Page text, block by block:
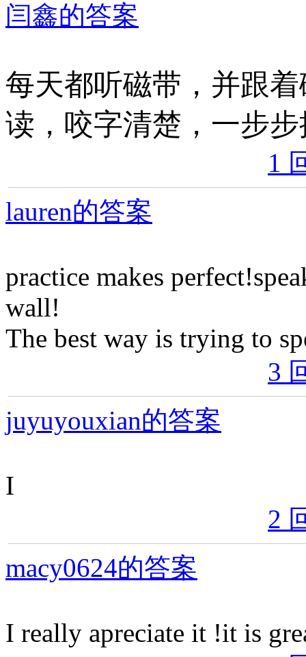
闫鑫的答案
每天都听磁带，并跟
读，咬字清楚，一步
1
lauren的答案
practice makes
wall!
The best way is trying to
3
juyuyouxian的答案
I
2
macy0624的答案
I really apreciate it !it is